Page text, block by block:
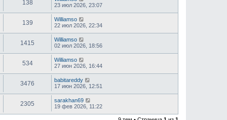
138
23 июл 2026, 23:07
139
Williamso
22 июл 2026, 22:34
1415
Williamso
02 июл 2026, 18:56
534
Williamso
27 июн 2026, 16:44
3476
babitareddy
17 июн 2026, 12:51
2305
sarakhan69
19 фев 2026, 11:22